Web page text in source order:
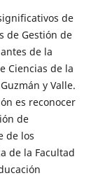
de
de Gestión de
de la
Ciencias de la
y Valle.
es reconocer
de
de los
de la Facultad